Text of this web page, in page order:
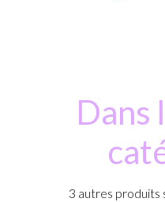
Dans
3 autres produits